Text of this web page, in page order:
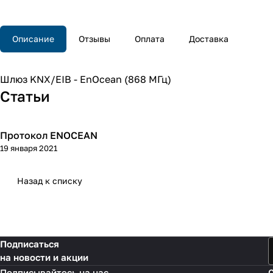
Описание Отзывы Оплата Доставка
Шлюз KNX/EIB - EnOcean (868 МГц)
Статьи
База знаний
Протокол ENOCEAN
19 января 2021
Назад к списку
Подписаться
на новости и акции